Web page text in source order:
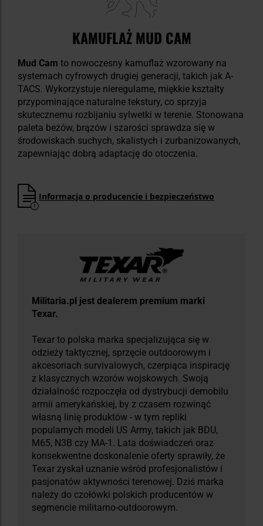
KAMUFLAŻ MUD CAM
Mud Cam to nowoczesny kamuflaż wzorowany na
systemach cyfrowych drugiej generacji, takich jak A-
TACS. Wykorzystuje nieregularne, miękkie kształty
przypominające naturalne tekstury, co sprzyja
skutecznemu rozbijaniu sylwetki w terenie. Stonowana
paleta beżów, brązów i szarości sprawdza się w
środowiskach suchych, skalistych i zurbanizowanych,
zapewniając dobrą adaptację do otoczenia.
Informacja o producencie i bezpieczeństwo
Militaria.pl jest dealerem premium marki
Texar.
Texar to polska marka specjalizująca się w
odzieży taktycznej, sprzęcie outdoorowym i
akcesoriach survivalowych, czerpiąca inspirację
z klasycznych wzorów wojskowych. Swoją
działalność rozpoczęła od dystrybucji demobilu
armii amerykańskiej, by z czasem rozwinąć
własną linię produktów - w tym repliki
popularnych modeli US Army, takich jak BDU,
M65, N3B czy MA-1. Lata doświadczeń oraz
konsekwentne doskonalenie oferty sprawiły, że
Texar zyskał uznanie wśród profesjonalistów i
pasjonatów aktywności terenowej. Dziś marka
należy do czołówki polskich producentów w
segmencie militarno-outdoorowym.